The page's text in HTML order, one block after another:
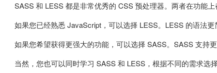
SASS 和 LESS 都是非常优秀的 CSS 预处理器。两者在功能
如果您已经熟悉 JavaScript，可以选择 LESS。LESS 的语法
如果您希望获得更强大的功能，可以选择 SASS。SASS 支持
当然，您也可以同时学习 SASS 和 LESS，根据不同的需求选